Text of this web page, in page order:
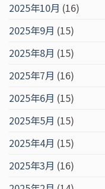
2025年10月 (16)
2025年9月 (15)
2025年8月 (15)
2025年7月 (16)
2025年6月 (15)
2025年5月 (15)
2025年4月 (15)
2025年3月 (16)